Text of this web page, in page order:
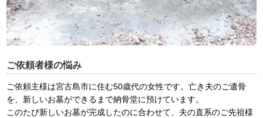
ご依頼者様の悩み
ご依頼主様は宮古島市に住む50歳代の女性です。亡き夫のご遺骨
を、新しいお墓ができるまで納骨堂に預けています。
このたび新しいお墓が完成したのに合わせて、夫の直系のご先祖様